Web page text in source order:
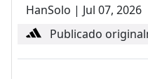
HanSolo | Jul 07, 2026
Publicado